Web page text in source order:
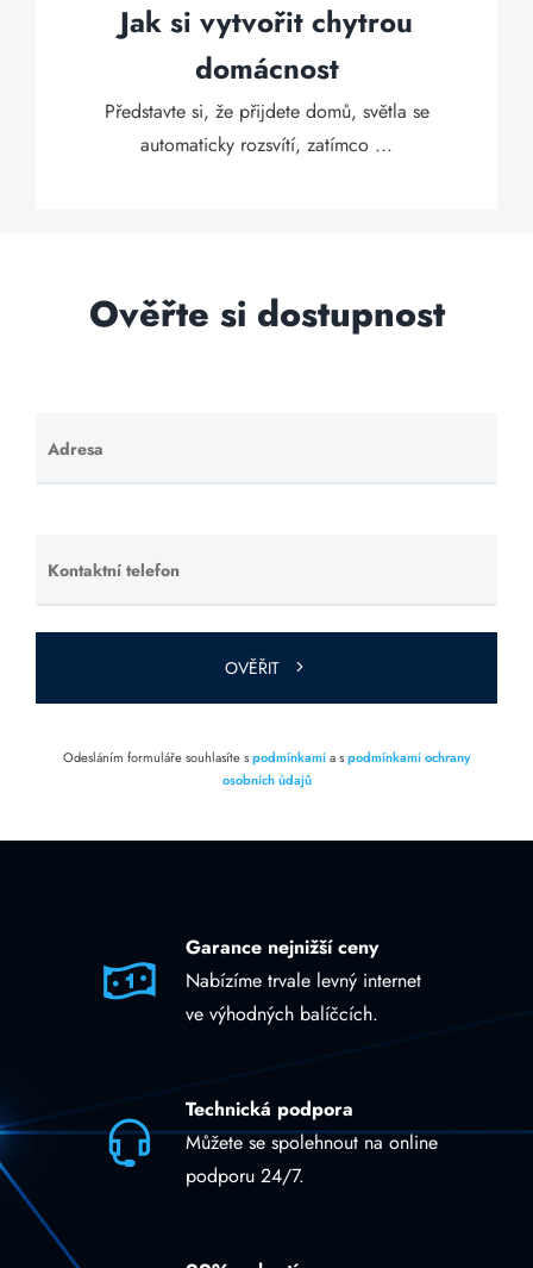
Jak si vytvořit chytrou
domácnost
Představte si, že přijdete domů, světla se
automaticky rozsvítí, zatímco ...
Ověřte si dostupnost
Adresa
Ponechte
toto pole
Kontaktní telefon
Ponechte
toto pole
prázdné.
OVĚŘIT
Odesláním formuláře souhlasíte spodmínkamia spodmínkami ochrany
osobních údajů
Garance nejnižší ceny
Nabízíme trvale levný internet
ve výhodných balíčcích.
Technická podpora
Můžete se spolehnout na online
podporu 24/7.